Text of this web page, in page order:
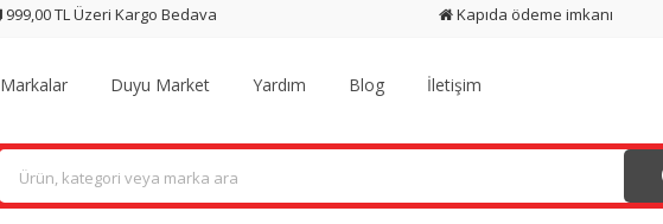
999,00 TL Üzeri Kargo Bedava Kapıda ödeme imkanı
Markalar Duyu Market Yardım Blog İletişim